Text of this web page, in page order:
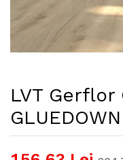
LVT Gerflor